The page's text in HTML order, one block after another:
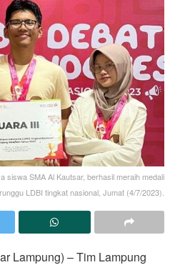
siswa SMA Al Kautsar, berhasil meraih medali
LDBI tingkat nasional, Jumat (4/7/2023).
Lampung) – Tim Lampung